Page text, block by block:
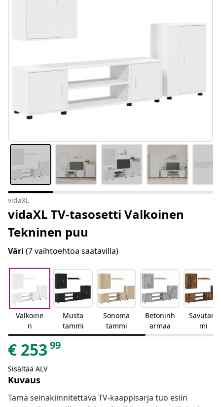
vidaXL
vidaXL TV-tasosetti Valkoinen
Tekninen puu
Väri (7 vaihtoehtoa saatavilla)
Valkoine
n
Musta
tammi
Sonoma
tammi
Betoninh
armaa
Savutam
mi
€ 253 99
Sisältää ALV
Kuvaus
Tämä seinäkiinnitettävä TV-kaappisarja tuo esiin